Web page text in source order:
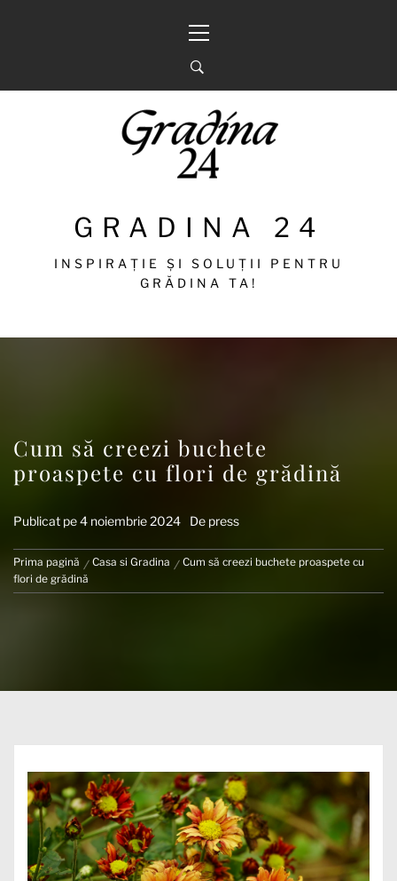
principal
GRADINA 24
INSPIRAȚIE ȘI SOLUȚII PENTRU
GRĂDINA TA!
Cum să creezi buchete
proaspete cu flori de grădină
Publicat pe4 noiembrie 2024 De press
Prima pagină Casa si Gradina
Cum să creezi buchete proaspete cu
flori de grădină